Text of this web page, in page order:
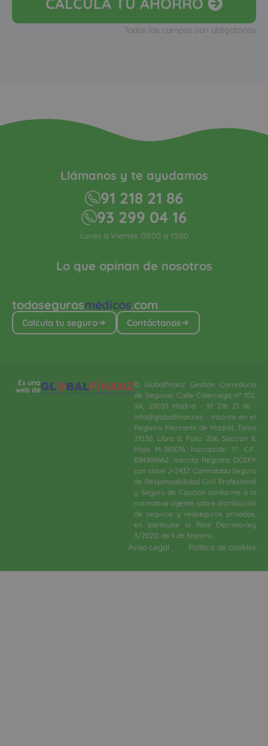
Todos los campos son obligatorios
todosegurosmédicos.com
Calcula tu seguro Contáctanos
Lo que opinan de nosotros
Llámanos y te ayudamos
91 218 21 86
93 299 04 16
Lunes a Viernes: 09:00 a 15:00
Es una
web de
© Globalfinanz Gestión Correduría
de Seguros. Calle Caleruega, nº 102,
9A, 28033 Madrid · 91 218 21 86 ·
info@globalfinanz.es · Inscrita en el
Registro Mercantil de Madrid, Tomo
21530, Libro 0, Folio 206, Sección 8,
Hoja M-383016. Inscripción 1.ª. CIF.
B84396662. Inscrita Registro DGSFP
con clave J-2437. Contratado Seguro
de Responsabilidad Civil Profesional
y Seguro de Caución conforme a la
normativa vigente sobre distribución
de seguros y reaseguros privados,
en particular al Real Decreto-ley
3/2020, de 4 de febrero.​
Aviso Legal Política de cookies